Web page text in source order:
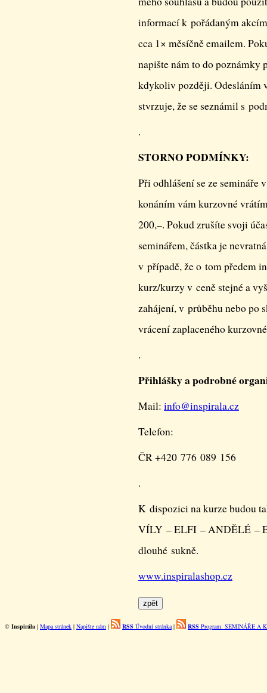
informací k pořádaným
cca 1× měsíčně emailem.
napište nám to do poznámky
kdykoliv později. Odesláním
stvrzuje, že se seznámil s
.
STORNO PODMÍNKY:
Při odhlášení se ze semináře
konáním vám kurzovné
200,–. Pokud zrušíte svoji
seminářem, částka je
v případě, že o tom předem
kurz/kurzy v ceně stejné a
zahájení, v průběhu nebo po
vrácení zaplaceného
.
Přihlášky a podrobné
Mail: info@inspirala.cz
Telefon:
ČR +420 776 089 156
.
K dispozici na kurze budou
VÍLY – ELFI – ANDĚLÉ –
dlouhé sukně.
www.inspiralashop.cz
© Inspirála | Mapa stránek | Napište nám | RSS Úvodní stránka| RSS Program: SEMINÁŘE A